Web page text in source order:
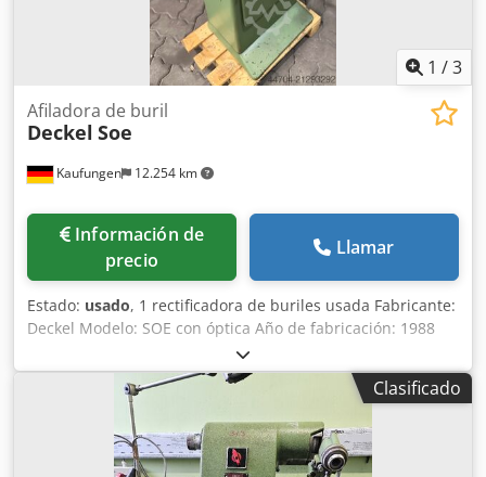
1 /3
Kaufungen 12.254 km
Afiladora de buril
Deckel Soe
Información de
precio
Llamar
Estado: usado, 1 rectificadora de buriles usada Fabricante:
Deckel Modelo: SOE con óptica Año de fabricación: 1988
Datos técnicos: Velocidad del motor de accionamiento:
2800 rpm Velocidad del husillo de rectificado: 4500 rpm
Dedpfjyl Iipox Aifsck Potencia del motor: 0,55 kW / 380
Voltios Peso aprox.: 200 kg Accesorios y equipamiento:
Pinzas de sujeción Óptica Soporte / base de máquina
Herramientas
Clasificado